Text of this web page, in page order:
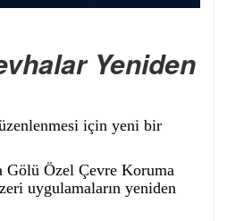
Yeniden
için yeni bir
Gölü Özel Çevre Koruma
uygulamaların yeniden